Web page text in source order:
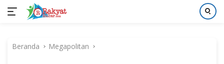
kontenBeranda Megapolitan